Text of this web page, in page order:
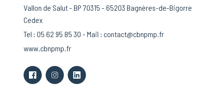
Vallon de Salut - BP 70315 - 65203 Bagnères-de-Bigorre
Cedex
Tel : 05 62 95 85 30 - Mail : contact@cbnpmp.fr
www.cbnpmp.fr